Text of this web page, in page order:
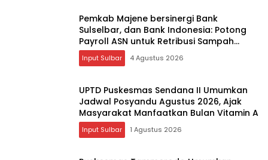
Pemkab Majene bersinergi Bank
Sulselbar, dan Bank Indonesia: Potong
Payroll ASN untuk Retribusi Sampah
Melalui Sistem Digital
Input Sulbar 4 Agustus 2026
UPTD Puskesmas Sendana II Umumkan
Jadwal Posyandu Agustus 2026, Ajak
Masyarakat Manfaatkan Bulan Vitamin A
Input Sulbar 1 Agustus 2026